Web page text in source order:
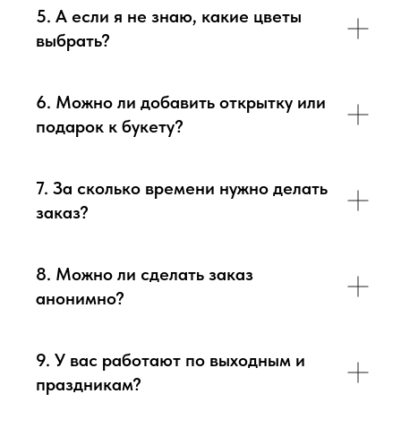
5. А если я не знаю, какие цветы
выбрать?
6. Можно ли добавить открытку или
подарок к букету?
7. За сколько времени нужно делать
заказ?
8. Можно ли сделать заказ
анонимно?
9. У вас работают по выходным и
праздникам?